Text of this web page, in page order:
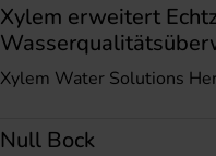
Xylem erweitert
Xylem Water Solutions
Null Bock